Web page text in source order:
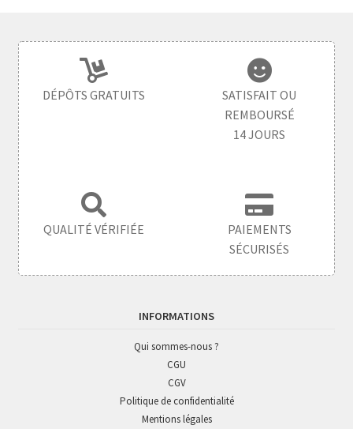
DÉPÔTS GRATUITS
SATISFAIT OU
REMBOURSÉ
14 JOURS
QUALITÉ VÉRIFIÉE
PAIEMENTS
SÉCURISÉS
INFORMATIONS
Qui sommes-nous ?
CGU
CGV
Politique de confidentialité
Mentions légales